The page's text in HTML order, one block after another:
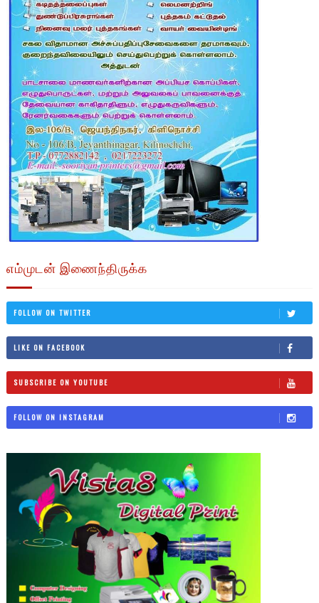
எம்முடன் இணைந்திருக்க
FOLLOW ON TWITTER
LIKE ON FACEBOOK
SUBSCRIBE ON YOUTUBE
FOLLOW ON INSTAGRAM